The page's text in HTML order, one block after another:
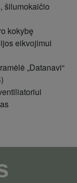
šilumokaičio
kokybę
eikvojimui
„Datanavi“